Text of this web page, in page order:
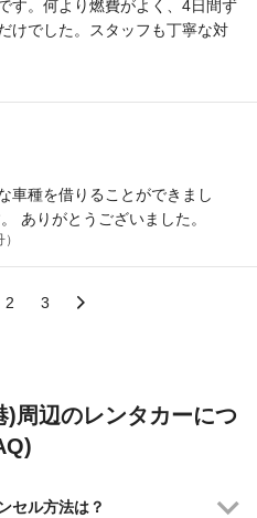
す。何より燃費がよく、4日間ず
けでした。スタッフも丁寧な対
車種を借りることができまし
ありがとうございました。
2 3
周辺のレンタカーにつ
セル方法は？